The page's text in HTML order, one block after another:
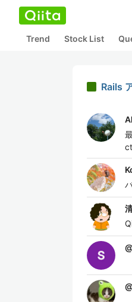
Trend Stock List
Rails